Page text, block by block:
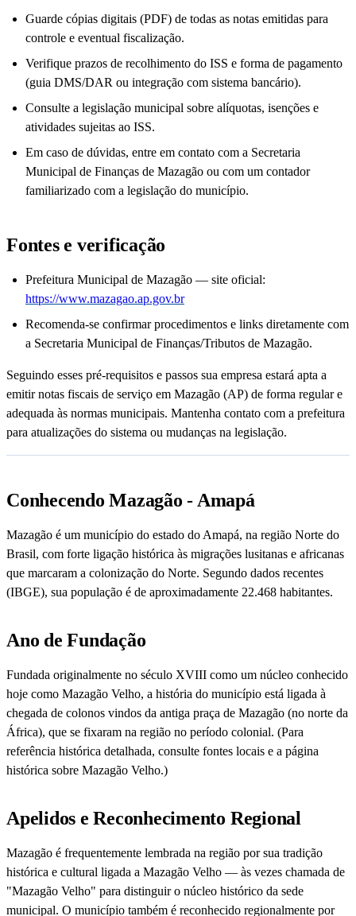
Guarde cópias digitais (PDF) de todas as notas emitidas para
controle e eventual fiscalização.
Verifique prazos de recolhimento do ISS e forma de pagamento
(guia DMS/DAR ou integração com sistema bancário).
Consulte a legislação municipal sobre alíquotas, isenções e
atividades sujeitas ao ISS.
Em caso de dúvidas, entre em contato com a Secretaria
Municipal de Finanças de Mazagão ou com um contador
familiarizado com a legislação do município.
Fontes e verificação
Prefeitura Municipal de Mazagão — site oficial:
https://www.mazagao.ap.gov.br
Recomenda-se confirmar procedimentos e links diretamente com
a Secretaria Municipal de Finanças/Tributos de Mazagão.
Seguindo esses pré-requisitos e passos sua empresa estará apta a
emitir notas fiscais de serviço em Mazagão (AP) de forma regular e
adequada às normas municipais. Mantenha contato com a prefeitura
para atualizações do sistema ou mudanças na legislação.
Conhecendo Mazagão - Amapá
Mazagão é um município do estado do Amapá, na região Norte do
Brasil, com forte ligação histórica às migrações lusitanas e africanas
que marcaram a colonização do Norte. Segundo dados recentes
(IBGE), sua população é de aproximadamente 22.468 habitantes.
Ano de Fundação
Fundada originalmente no século XVIII como um núcleo conhecido
hoje como Mazagão Velho, a história do município está ligada à
chegada de colonos vindos da antiga praça de Mazagão (no norte da
África), que se fixaram na região no período colonial. (Para
referência histórica detalhada, consulte fontes locais e a página
histórica sobre Mazagão Velho.)
Apelidos e Reconhecimento Regional
Mazagão é frequentemente lembrada na região por sua tradição
histórica e cultural ligada a Mazagão Velho — às vezes chamada de
"Mazagão Velho" para distinguir o núcleo histórico da sede
municipal. O município também é reconhecido regionalmente por